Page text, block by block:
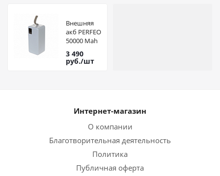
Внешняя
акб PERFEO
50000 Mah
Waterfall
White
3 490
руб./шт
Интернет-магазин
О компании
Благотворительная деятельность
Политика
Публичная оферта